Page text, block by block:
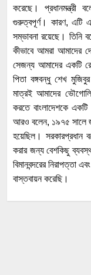
করেছে। প্রধানমন্ত্রী
গুরুত্বপূর্ণ। কারণ, এটি
সম্ভাবনা রয়েছে। তিনি
কীভাবে আমরা আমাদের
সেজন্য আমাদের একটি
পিতা বঙ্গবন্ধু শেখ
মাত্রই আমাদের
করতে বাংলাদেশকে
আরও বলেন, ১৯৭৫ সালে
হয়েছিল। সরকারপ্রধান
করার জন্য বেশকিছু
বিমানবন্দরের নিরাপত্তা
বাস্তবায়ন করেছি।